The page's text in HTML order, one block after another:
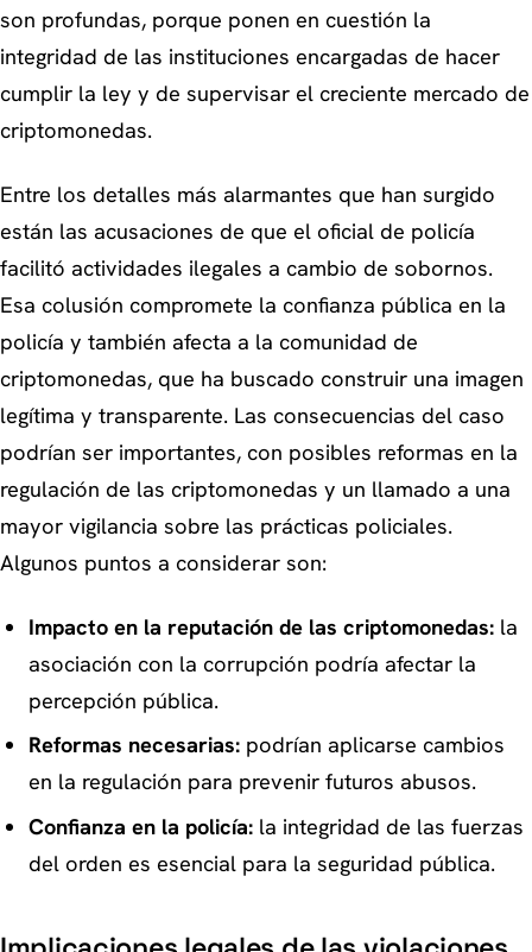
son profundas, porque ponen en cuestión la
integridad de las instituciones encargadas de hacer
cumplir la ley y de supervisar el creciente mercado de
criptomonedas.
Entre los detalles más alarmantes que han surgido
están las acusaciones de que el oficial de policía
facilitó actividades ilegales a cambio de sobornos.
Esa colusión compromete la confianza pública en la
policía y también afecta a la comunidad de
criptomonedas, que ha buscado construir una imagen
legítima y transparente. Las consecuencias del caso
podrían ser importantes, con posibles reformas en la
regulación de las criptomonedas y un llamado a una
mayor vigilancia sobre las prácticas policiales.
Algunos puntos a considerar son:
Impacto en la reputación de las criptomonedas:la
asociación con la corrupción podría afectar la
percepción pública.
Reformas necesarias:podrían aplicarse cambios
en la regulación para prevenir futuros abusos.
Confianza en la policía:la integridad de las fuerzas
del orden es esencial para la seguridad pública.